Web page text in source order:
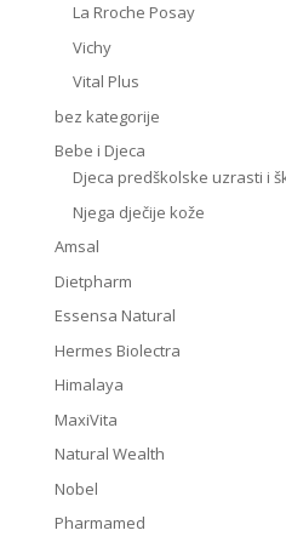
La Rroche Posay
Vichy
Vital Plus
bez kategorije
Bebe i Djeca
Djeca predškolske uzrasti i
Njega dječije kože
Amsal
Dietpharm
Essensa Natural
Hermes Biolectra
Himalaya
MaxiVita
Natural Wealth
Nobel
Pharmamed